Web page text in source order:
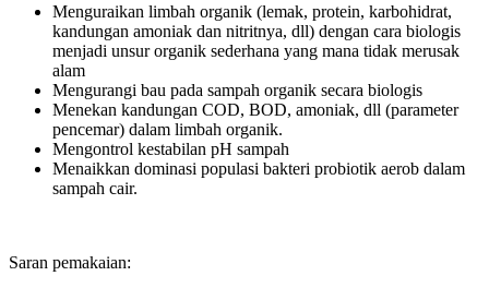
Menguraikan limbah organik (lemak, protein, karbohidrat,
kandungan amoniak dan nitritnya, dll) dengan cara biologis
menjadi unsur organik sederhana yang mana tidak merusak
alam
Mengurangi bau pada sampah organik secara biologis
Menekan kandungan COD, BOD, amoniak, dll (parameter
pencemar) dalam limbah organik.
Mengontrol kestabilan pH sampah
Menaikkan dominasi populasi bakteri probiotik aerob dalam
sampah cair.
Saran pemakaian: